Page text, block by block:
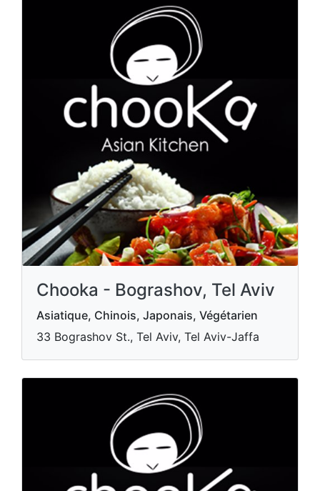
Chooka - Bograshov, Tel Aviv
Asiatique, Chinois, Japonais, Végétarien
33 Bograshov St., Tel Aviv, Tel Aviv-Jaffa